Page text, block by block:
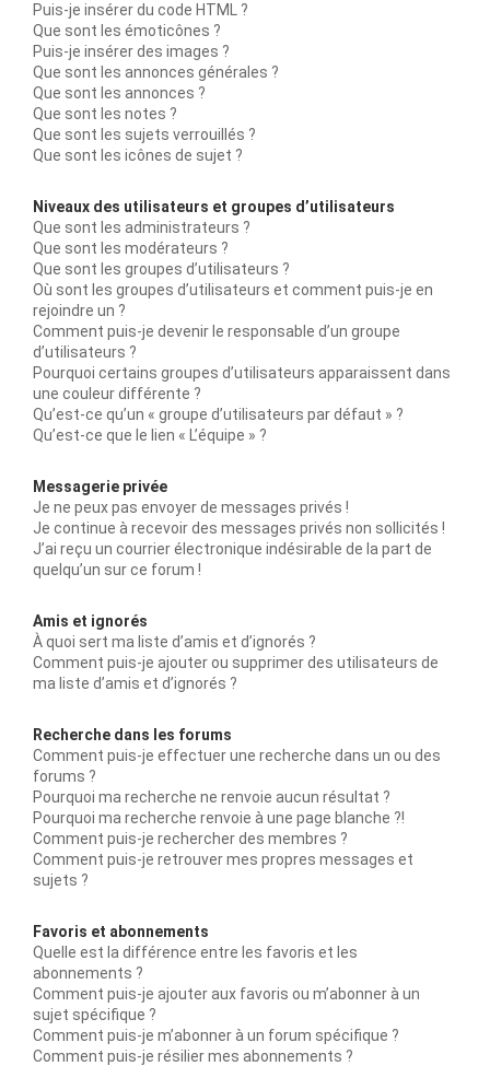
Puis-je insérer du code HTML ?
Que sont les émoticônes ?
Puis-je insérer des images ?
Que sont les annonces générales ?
Que sont les annonces ?
Que sont les notes ?
Que sont les sujets verrouillés ?
Que sont les icônes de sujet ?
Niveaux des utilisateurs et groupes d’utilisateurs
Que sont les administrateurs ?
Que sont les modérateurs ?
Que sont les groupes d’utilisateurs ?
Où sont les groupes d’utilisateurs et comment puis-je en
rejoindre un ?
Comment puis-je devenir le responsable d’un groupe
d’utilisateurs ?
Pourquoi certains groupes d’utilisateurs apparaissent dans
une couleur différente ?
Qu’est-ce qu’un « groupe d’utilisateurs par défaut » ?
Qu’est-ce que le lien « L’équipe » ?
Messagerie privée
Je ne peux pas envoyer de messages privés !
Je continue à recevoir des messages privés non sollicités !
J’ai reçu un courrier électronique indésirable de la part de
quelqu’un sur ce forum !
Amis et ignorés
À quoi sert ma liste d’amis et d’ignorés ?
Comment puis-je ajouter ou supprimer des utilisateurs de
ma liste d’amis et d’ignorés ?
Recherche dans les forums
Comment puis-je effectuer une recherche dans un ou des
forums ?
Pourquoi ma recherche ne renvoie aucun résultat ?
Pourquoi ma recherche renvoie à une page blanche ?!
Comment puis-je rechercher des membres ?
Comment puis-je retrouver mes propres messages et
sujets ?
Favoris et abonnements
Quelle est la différence entre les favoris et les
abonnements ?
Comment puis-je ajouter aux favoris ou m’abonner à un
sujet spécifique ?
Comment puis-je m’abonner à un forum spécifique ?
Comment puis-je résilier mes abonnements ?